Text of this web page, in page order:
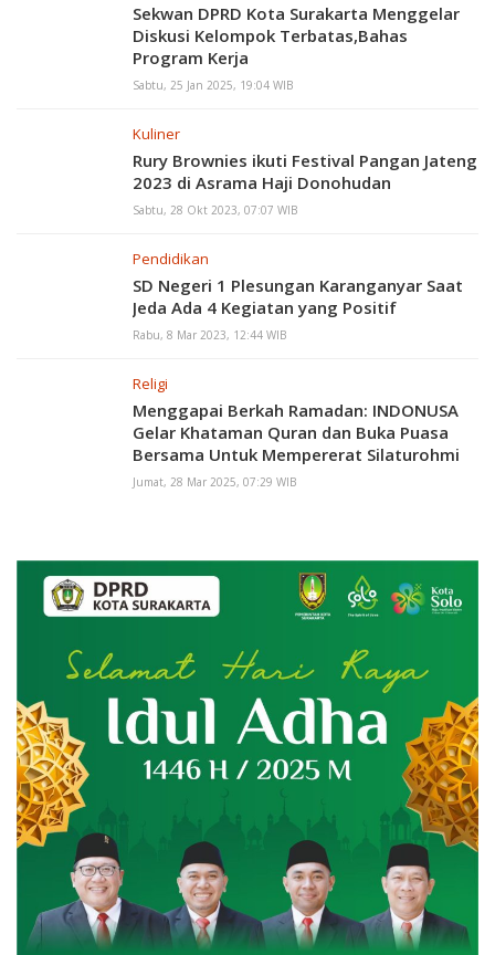
Sekwan DPRD Kota Surakarta Menggelar
Diskusi Kelompok Terbatas,Bahas
Program Kerja
Sabtu, 25 Jan 2025, 19:04 WIB
Kuliner
Rury Brownies ikuti Festival Pangan Jateng
2023 di Asrama Haji Donohudan
Sabtu, 28 Okt 2023, 07:07 WIB
Pendidikan
SD Negeri 1 Plesungan Karanganyar Saat
Jeda Ada 4 Kegiatan yang Positif
Rabu, 8 Mar 2023, 12:44 WIB
Religi
Menggapai Berkah Ramadan: INDONUSA
Gelar Khataman Quran dan Buka Puasa
Bersama Untuk Mempererat Silaturohmi
Jumat, 28 Mar 2025, 07:29 WIB